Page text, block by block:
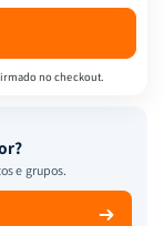
no checkout.
e grupos.